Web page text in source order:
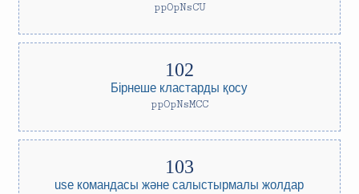
ppOpNsCU
Бірнеше кластарды қосу
ppOpNsMCC
use командасы және салыстырмалы жолдар